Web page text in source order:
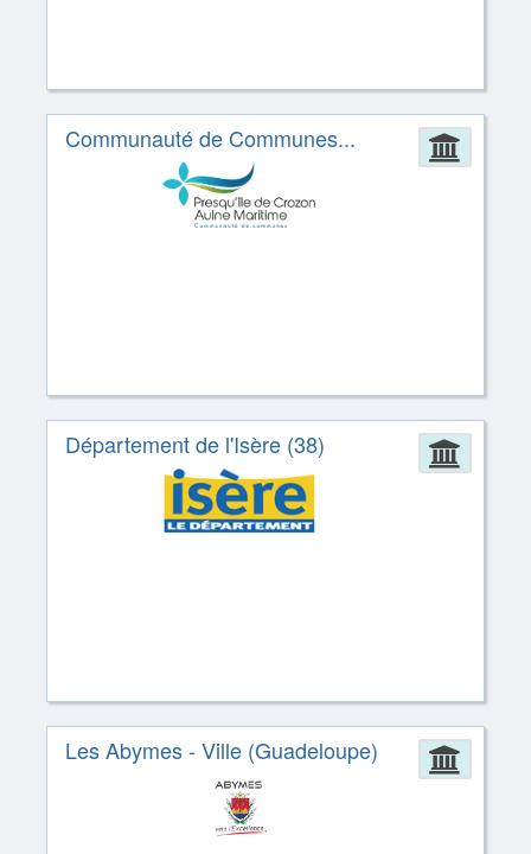
Communauté de Communes...
Département de l'Isère (38)
Les Abymes - Ville (Guadeloupe)